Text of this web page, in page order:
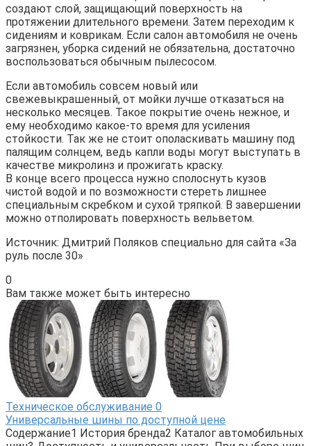
создают слой, защищающий поверхность на
протяжении длительного времени. Затем переходим к
сидениям и коврикам. Если салон автомобиля не очень
загрязнен, уборка сидений не обязательна, достаточно
воспользоваться обычным пылесосом.
Если автомобиль совсем новый или
свежевыкрашенный, от мойки лучше отказаться на
несколько месяцев. Такое покрытие очень нежное, и
ему необходимо какое-то время для усиления
стойкости. Так же не стоит ополаскивать машину под
палящим солнцем, ведь капли воды могут выступать в
качестве микролинз и прожигать краску.
В конце всего процесса нужно сполоснуть кузов
чистой водой и по возможности стереть лишнее
специальным скребком и сухой тряпкой. В завершении
можно отполировать поверхность вельветом.
Источник: Дмитрий Поляков специально для сайта «За
руль после 30»
0
Вам также может быть интересно
Техническое обслуживание 0
Универсальные шины по доступной цене
Содержание1 История бренда2 Каталог автомобильных